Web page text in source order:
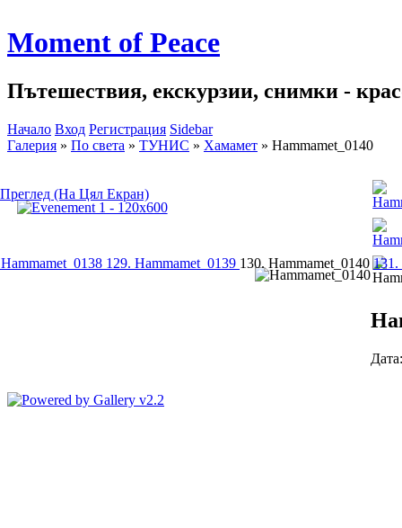
Moment of Peace
Пътешествия, екскурзии, снимки -
Начало Вход Регистрация Sidebar
Галерия » По света » ТУНИС » Хамамет » Hammamet_0140
Преглед (На Цял Екран)
129. Hammamet_0139 130. Hammamet_0140 131.